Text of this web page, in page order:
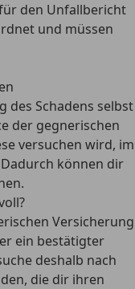
den Unfallbericht
und müssen
des Schadens selbst
der gegnerischen
versuchen wird, im
können dir
Versicherung
ein bestätigter
deshalb nach
die dir ihren